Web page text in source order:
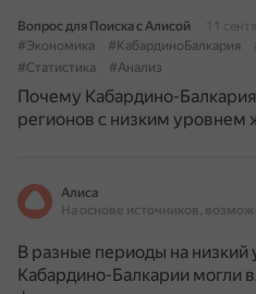
Вопрос для Поиска с Алисой
11
#Экономика
#КабардиноБалкария
#Статистика
#Анализ
Почему Кабардино-
регионов с низким уровнем
Алиса
В разные периоды на
Кабардино-Балкарии могли